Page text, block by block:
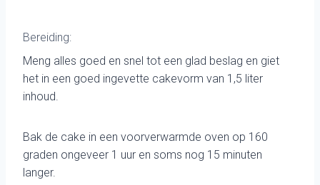
Bereiding:
Meng alles goed en snel tot een glad beslag en giet
het in een goed ingevette cakevorm van 1,5 liter
inhoud.
Bak de cake in een voorverwarmde oven op 160
graden ongeveer 1 uur en soms nog 15 minuten
langer.